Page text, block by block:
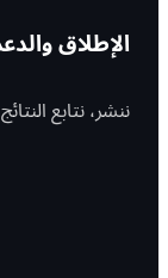
الإطلاق
ننشر، نتابع